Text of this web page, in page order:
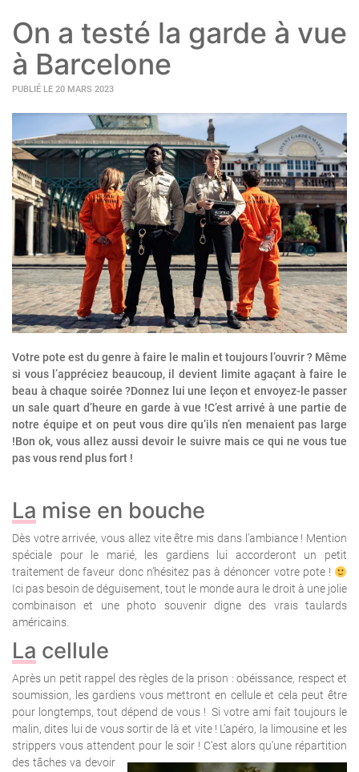
On a testé la garde à vue
à Barcelone
PUBLIÉ LE 20 MARS 2023
Votre pote est du genre à faire le malin et toujours l’ouvrir ? Même
si vous l’appréciez beaucoup, il devient limite agaçant à faire le
beau à chaque soirée ?Donnez lui une leçon et envoyez-le passer
un sale quart d’heure en garde à vue !C’est arrivé à une partie de
notre équipe et on peut vous dire qu’ils n’en menaient pas large
!Bon ok, vous allez aussi devoir le suivre mais ce qui ne vous tue
pas vous rend plus fort !
La mise en bouche
Dès votre arrivée, vous allez vite être mis dans l’ambiance ! Mention
spéciale pour le marié, les gardiens lui accorderont un petit
traitement de faveur donc n’hésitez pas à dénoncer votre pote !
Ici pas besoin de déguisement, tout le monde aura le droit à une jolie
combinaison et une photo souvenir digne des vrais taulards
américains.
La cellule
Après un petit rappel des règles de la prison : obéissance, respect et
soumission, les gardiens vous mettront en cellule et cela peut être
pour longtemps, tout dépend de vous ! Si votre ami fait toujours le
malin, dites lui de vous sortir de là et vite ! L’apéro, la limousine et les
strippers vous attendent pour le soir ! C’est alors qu’une répartition
des tâches va devoir